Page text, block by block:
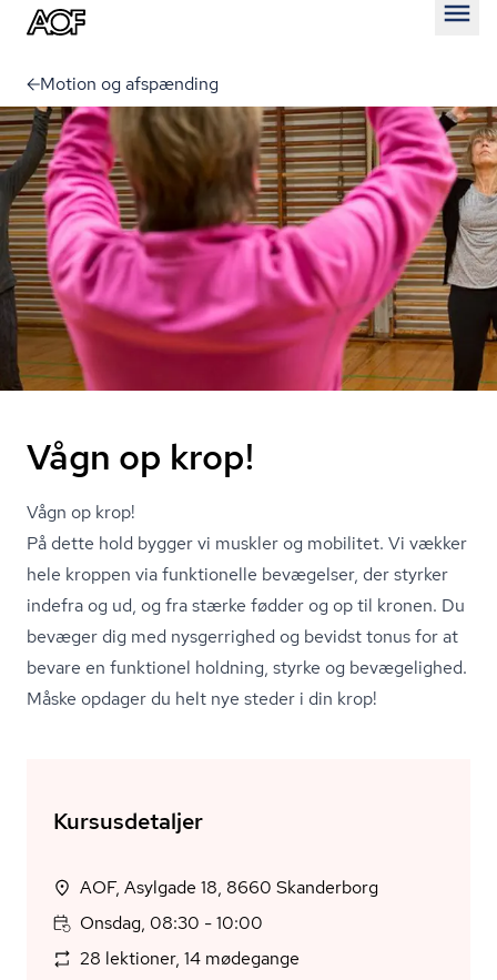
Motion og afspænding
Vågn op krop!
Vågn op krop!
På dette hold bygger vi muskler og mobilitet. Vi vækker
hele kroppen via funktionelle bevægelser, der styrker
indefra og ud, og fra stærke fødder og op til kronen. Du
bevæger dig med nysgerrighed og bevidst tonus for at
bevare en funktionel holdning, styrke og bevægelighed.
Måske opdager du helt nye steder i din krop!
Kursusdetaljer
AOF, Asylgade 18, 8660 Skanderborg
Onsdag, 08:30 - 10:00
28 lektioner, 14 mødegange